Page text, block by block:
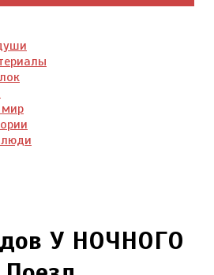
мир
У НОЧНОГО